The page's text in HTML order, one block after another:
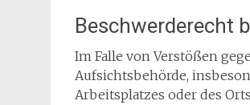
Beschwerde­recht
Im Falle von Verstößen
Aufsichtsbehörde,
Arbeitsplatzes oder des